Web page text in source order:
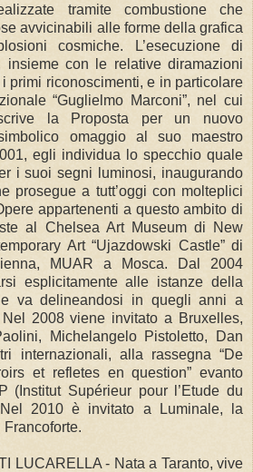
tramite combustione che
avvicinabili alle forme della grafica
cosmiche. L’esecuzione di
con le relative diramazioni
primi riconoscimenti, e in particolare
“Guglielmo Marconi”, nel cui
la Proposta per un nuovo
omaggio al suo maestro
egli individua lo specchio quale
i suoi segni luminosi, inaugurando
prosegue a tutt’oggi con molteplici
appartenenti a questo ambito di
al Chelsea Art Museum di New
Art “Ujazdowski Castle” di
MUAR a Mosca. Dal 2004
esplicitamente alle istanze della
va delineandosi in quegli anni a
Nel 2008 viene invitato a Bruxelles,
Michelangelo Pistoletto, Dan
internazionali, alla rassegna “De
et refletes en question” evanto
(Institut Supérieur pour l’Etude du
Nel 2010 è invitato a Luminale, la
LUCARELLA - Nata a Taranto, vive